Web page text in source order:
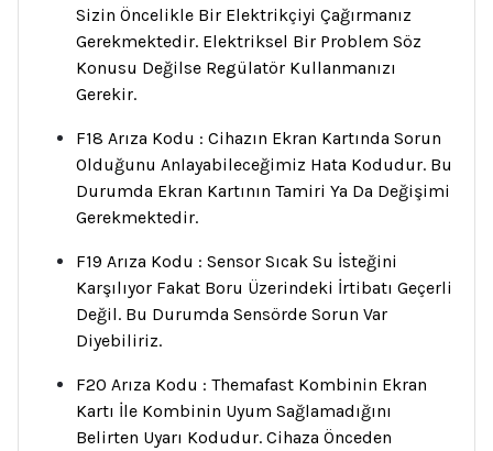
Sizin Öncelikle Bir Elektrikçiyi Çağırmanız
Gerekmektedir. Elektriksel Bir Problem Söz
Konusu Değilse Regülatör Kullanmanızı
Gerekir.
F18 Arıza Kodu : Cihazın Ekran Kartında Sorun
Olduğunu Anlayabileceğimiz Hata Kodudur. Bu
Durumda Ekran Kartının Tamiri Ya Da Değişimi
Gerekmektedir.
F19 Arıza Kodu : Sensor Sıcak Su İsteğini
Karşılıyor Fakat Boru Üzerindeki İrtibatı Geçerli
Değil. Bu Durumda Sensörde Sorun Var
Diyebiliriz.
F20 Arıza Kodu : Themafast Kombinin Ekran
Kartı İle Kombinin Uyum Sağlamadığını
Belirten Uyarı Kodudur. Cihaza Önceden